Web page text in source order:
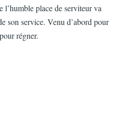
l’humble place de serviteur va
son service. Venu d’abord pour
régner.